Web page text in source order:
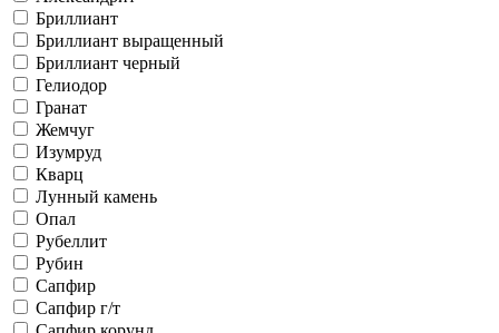
Бриллиант
Бриллиант выращенный
Бриллиант черный
Гелиодор
Гранат
Жемчуг
Изумруд
Кварц
Лунный камень
Опал
Рубеллит
Рубин
Сапфир
Сапфир г/т